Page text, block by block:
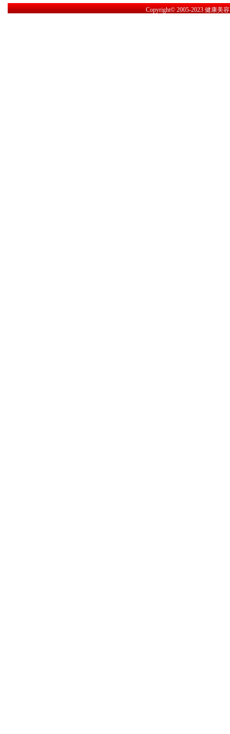
Copyright© 2005-2023健康美